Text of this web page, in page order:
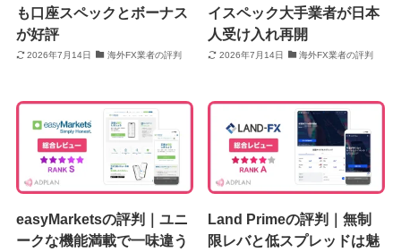
も口座スペックとボーナス
が好評
2026年7月14日 海外FX業者の評判
イスペック大手業者が日本
人受け入れ再開
2026年7月14日 海外FX業者の評判
easyMarketsの評判｜ユニ
ークな機能満載で一味違う
Land Primeの評判｜無制
限レバと低スプレッドは魅